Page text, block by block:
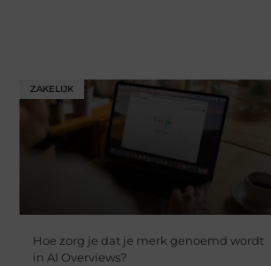
ZAKELIJK
Hoe zorg je dat je merk genoemd wordt
in AI Overviews?